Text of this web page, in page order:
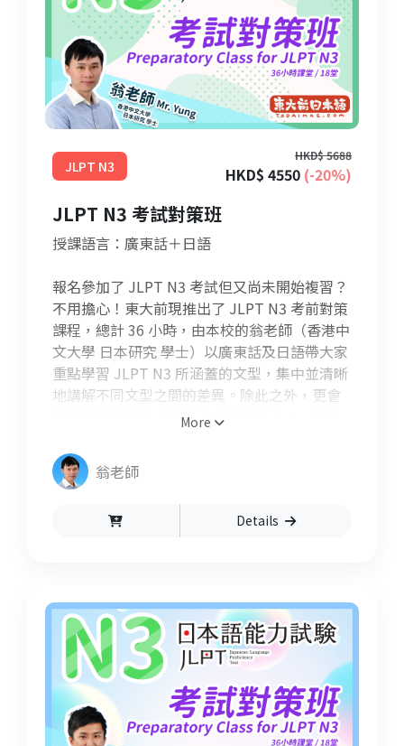
JLPT N3
HKD$ 5688
HKD$ 4550 (-20%)
JLPT N3 考試對策班
授課語言：廣東話＋日語
報名參加了 JLPT N3 考試但又尚未開始複習？
不用擔心！東大前現推出了 JLPT N3 考前對策
課程，總計 36 小時，由本校的翁老師（香港中
文大學 日本研究 學士）以廣東話及日語帶大家
重點學習 JLPT N3 所涵蓋的文型，集中並清晰
地講解不同文型之間的差異。除此之外，更會
和同學們解說過去試題中容易犯錯的 N3 題型
驗！此課程更設有 Q&A 問答環節，每堂課結束
前同學們可以向老師發問，協助同學們釐清文
法上的疑問和加深對所學內容的理解。
More
翁老師
Details